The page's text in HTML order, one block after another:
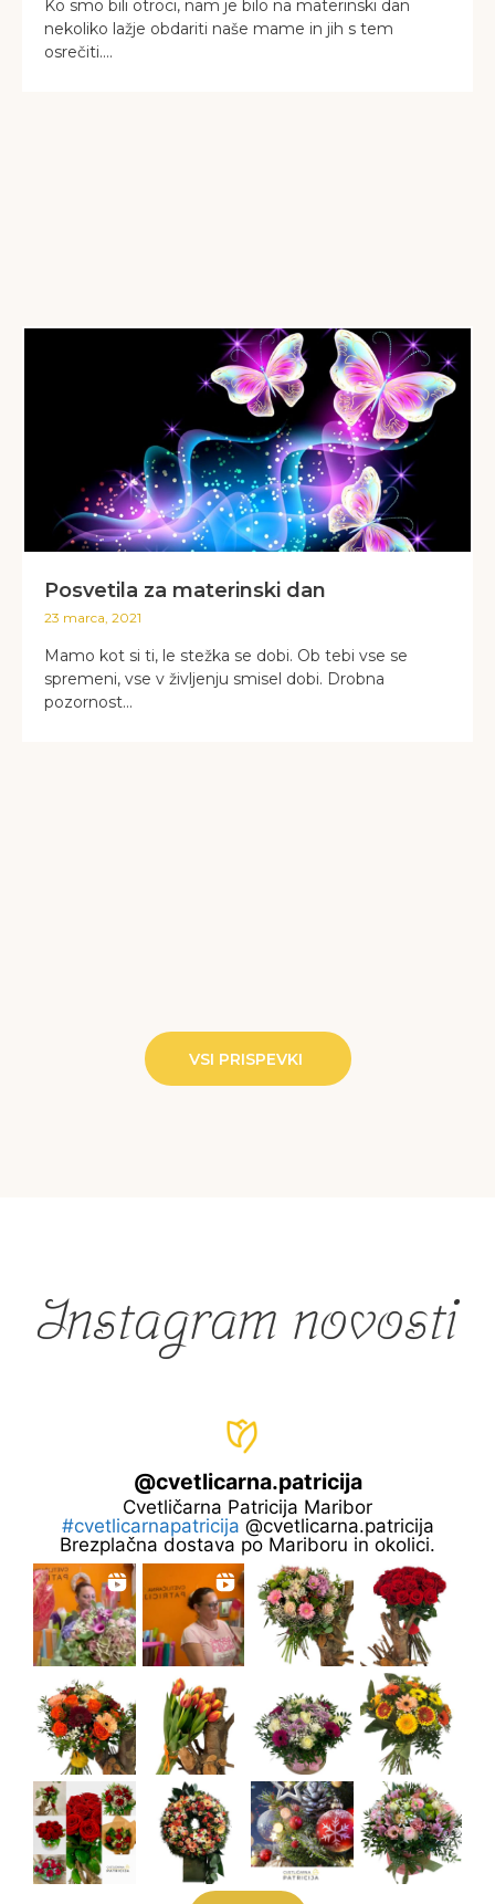
Ko smo bili otroci, nam je bilo na materinski dan
nekoliko lažje obdariti naše mame in jih s tem
osrečiti....
Posvetila za materinski dan
23 marca, 2021
Mamo kot si ti, le stežka se dobi. Ob tebi vse se
spremeni, vse v življenju smisel dobi. Drobna
pozornost...
VSI PRISPEVKI
Instagram novosti
@cvetlicarna.patricija
Cvetličarna Patricija Maribor
#cvetlicarnapatricija @cvetlicarna.patricija
Brezplačna dostava po Mariboru in okolici.